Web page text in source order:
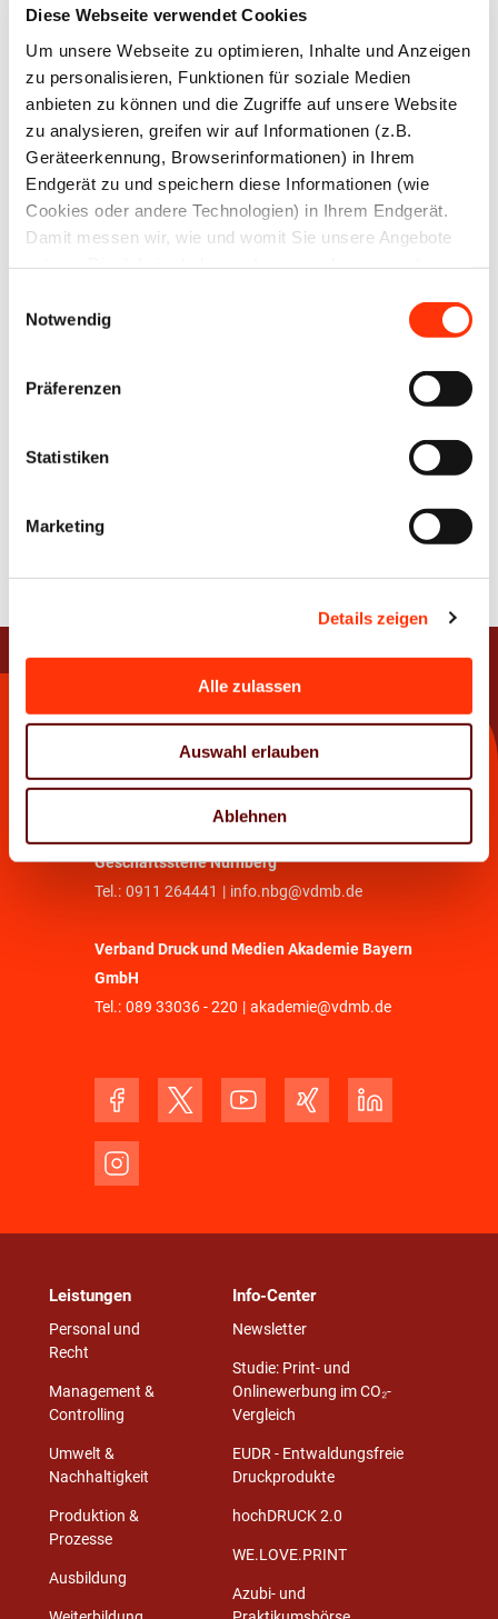
Diese Webseite verwendet Cookies
Um unsere Webseite zu optimieren, Inhalte und Anzeigen
zu personalisieren, Funktionen für soziale Medien
anbieten zu können und die Zugriffe auf unsere Website
zu analysieren, greifen wir auf Informationen (z.B.
Geräteerkennung, Browserinformationen) in Ihrem
Endgerät zu und speichern diese Informationen (wie
Cookies oder andere Technologien) in Ihrem Endgerät.
Damit messen wir, wie und womit Sie unsere Angebote
Werbung und Analysen weiter. Ihre Daten können mit
mehreren ausgewählten Partnern geteilt werden, die sich
je nach unseren aktuellen Geschäftsbeziehungen ändern
können. Indem Sie „Alle zulassen“ klicken, stimmen Sie
und Datenverarbeitung zu.
Notwendig
Präferenzen
Statistiken
Marketing
Details zeigen
Alle zulassen
Auswahl erlauben
Ablehnen
X
Natives
Sharing
E-
Mail
Drucker
Ansprechpartner
Zur Übersicht
Kontakt
Verband Druck und Medien Bayern e. V.
089 33036 - 0 | info@vdmb.de
Geschäftsstelle Nürnberg
Tel.: 0911 264441 | info.nbg@vdmb.de
Verband Druck und Medien Akademie Bayern
GmbH
Tel.: 089 33036 - 220 | akademie@vdmb.de
Leistungen
Personal und
Recht
Management &
Controlling
Umwelt &
Nachhaltigkeit
Produktion &
Prozesse
Ausbildung
Info-Center
Newsletter
Studie: Print- und
Onlinewerbung im CO₂-
Vergleich
EUDR - Entwaldungsfreie
Druckprodukte
hochDRUCK 2.0
WE.LOVE.PRINT
Azubi- und